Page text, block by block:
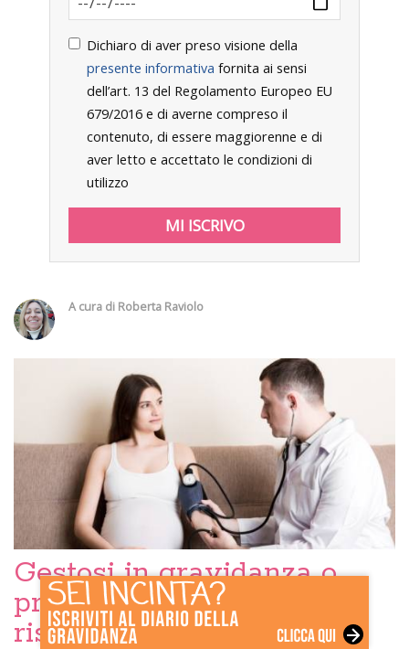
Dichiaro di aver preso visione della
presente informativa fornita ai sensi
dell’art. 13 del Regolamento Europeo EU
679/2016 e di averne compreso il
contenuto, di essere maggiorenne e di
aver letto e accettato le condizioni di
utilizzo
A cura di Roberta Raviolo
Gestosi in gravidanza o
preeclampsia: sintomi,
rischi e come evitarla